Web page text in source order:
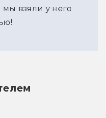
мы взяли у него